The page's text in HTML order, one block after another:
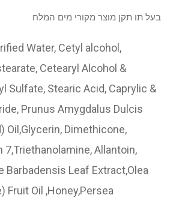
בעל תו תקן מוצר מקורי מים המלח
Water, Cetyl alcohol,
Cetearyl Alcohol &
Sulfate, Stearic Acid, Caprylic &
Prunus Amygdalus Dulcis
Oil,Glycerin, Dimethicone,
7,Triethanolamine, Allantoin,
Barbadensis Leaf Extract,Olea
Fruit Oil ,Honey,Persea